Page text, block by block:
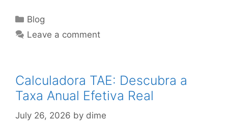
Categories
Blog
Leave a comment
Calculadora TAE: Descubra a
Taxa Anual Efetiva Real
July 26, 2026 by dime